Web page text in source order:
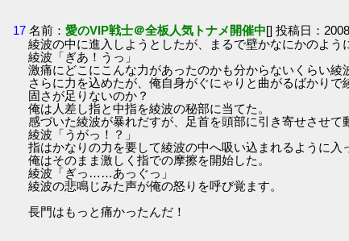
17 名前：愛のVIP戦士＠全板人気トナメ開催中[] 投稿日：
綾波の中に進入しようとしたが、まるで壁かなにかのよう
綾波「ぎあ！うっ」
激痛にどこにこんな力があったのかも分からないくらい綾
さらに力を込めたが、俺自身がぐにゃりと曲がるばかりで
固さが足りないのか？
俺は人差し指と中指を綾波の秘部に当てた。
感づいた綾波が暴れだすが、足首を頭部に引き寄せさせて
綾波「うがっ！？」
指はかなりの力を要して綾波の中へ吸い込まれるように入
俺はそのまま激しく指での摩擦を開始した。
綾波「ぎっ……あっぐっ」
綾波の悲鳴じみた声が俺の怒りを呼び覚ます。
長門はもっと痛かったんだ！